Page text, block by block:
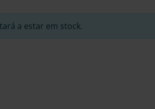
a estar em stock.